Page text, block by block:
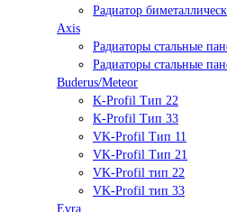
Радиатор
Axis
Радиаторы стальные
Радиаторы стальные
Buderus/Meteor
K-Profil Тип 22
K-Profil Тип 33
VK-Profil Тип 11
VK-Profil Тип 21
VK-Profil тип 22
VK-Profil тип 33
Evra